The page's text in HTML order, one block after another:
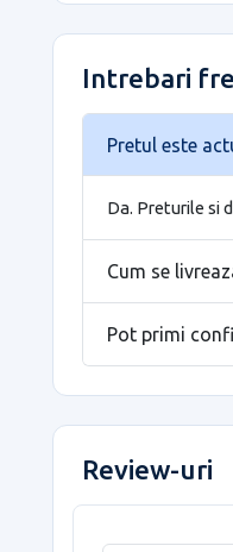
Intrebari
Pretul este
Da. Preturile si
Cum se
Pot primi
Review-uri